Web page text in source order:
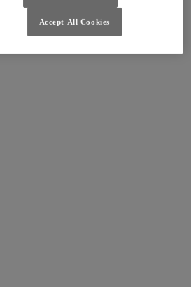
Accept All Cookies